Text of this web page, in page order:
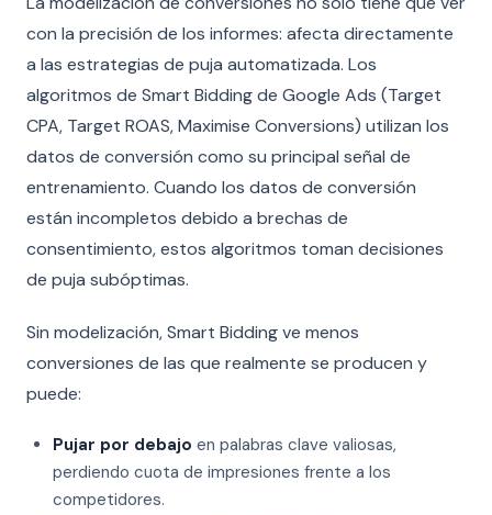
con la precisión de los informes: afecta directamente
a las estrategias de puja automatizada. Los
algoritmos de Smart Bidding de Google Ads (Target
CPA, Target ROAS, Maximise Conversions) utilizan los
datos de conversión como su principal señal de
entrenamiento. Cuando los datos de conversión
están incompletos debido a brechas de
consentimiento, estos algoritmos toman decisiones
de puja subóptimas.
Sin modelización, Smart Bidding ve menos
conversiones de las que realmente se producen y
puede:
Pujar por debajo en palabras clave valiosas,
perdiendo cuota de impresiones frente a los
competidores.